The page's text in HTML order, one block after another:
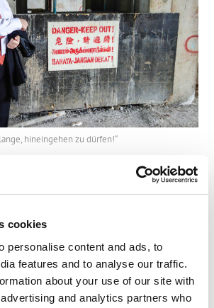
cookies
personalise content and ads, to
features and to analyse our traffic.
about your use of our site with
and analytics partners who
hineingehen zu dürfen!“
ist es so angenehm. Eine wirklich
allem vom Dach desMarina-
meist chinesisch ist (Mjam!),
Mittag- und Abendessen :).
Nachteile: Zum einen ist es
und feucht (denn der Äquator ist